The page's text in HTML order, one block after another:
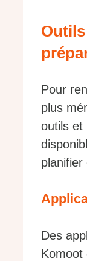
Pour
plus
outils et
planifier
Des
Komoot